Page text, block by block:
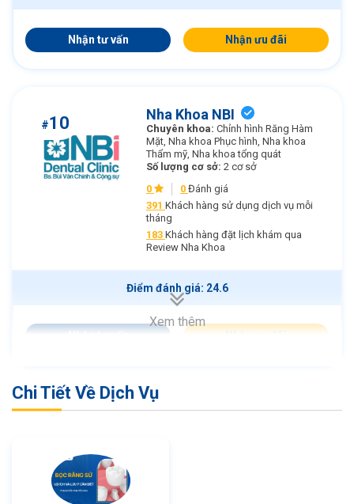
Nhận tư vấn Nhận ưu đãi
#10 Nha Khoa NBI
Chuyên khoa: Chỉnh hình Răng Hàm
Mặt, Nha khoa Phục hình, Nha khoa
Thẩm mỹ, Nha khoa tổng quát
Số lượng cơ sở: 2 cơ sở
0
0 Đánh giá
391 Khách hàng sử dụng dịch vụ mỗi
tháng
183 Khách hàng đặt lịch khám qua
Review Nha Khoa
Điểm đánh giá: 24.6
Xem thêm
Chi Tiết Về Dịch Vụ